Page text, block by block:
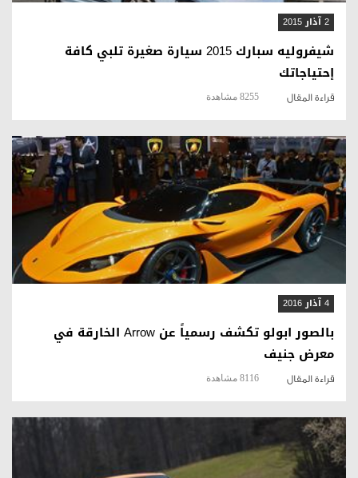
2 آذار 2015
شيفروليه سبارك 2015 سيارة صغيرة تلبي كافة
إحتياجاتك
قراءة المقال 8255 مشاهدة
قراءة المقال
4 آذار 2016
بالصور ابولو تكشف رسمياً عن Arrow الخارقة في
معرض جنيف
قراءة المقال 8116 مشاهدة